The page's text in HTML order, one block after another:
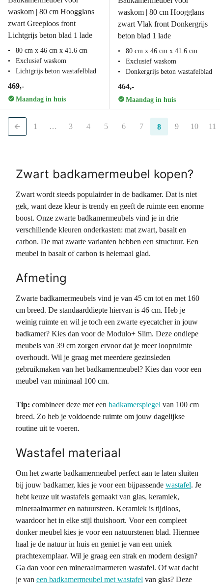
waskom | 80 cm Hoogglans
zwart Greeploos front
Lichtgrijs beton blad 1 lade
80 cm x 46 cm x 41.6 cm
Exclusief waskom
Lichtgrijs beton wastafelblad
469,-
Maandag in huis
waskom | 80 cm Hoogglans
zwart Vlak front Donkergrijs
beton blad 1 lade
80 cm x 46 cm x 41.6 cm
Exclusief waskom
Donkergrijs beton wastafelblad
464,-
Maandag in huis
1 … 3 4 5 6 7 8 9 10 11
Zwart badkamermeubel kopen?
Zwart wordt steeds populairder in de badkamer. Dat is niet
gek, want deze kleur is trendy en geeft de ruimte een enorme
boost. Onze zwarte badkamermeubels vind je in drie
verschillende kleuren onderkasten: mat zwart, basalt en
carbon. De mat zwarte varianten hebben een structuur. Een
meubel in basalt of carbon is helemaal glad.
Afmeting
Zwarte badkamermeubels vind je van 45 cm tot en met 160
cm breed. De standaarddiepte hiervan is 46 cm. Heb je
weinig ruimte en wil je toch een zwarte eyecatcher in jouw
badkamer? Kies dan voor de Modulo+ Slim. Deze ondiepe
meubels van 39 cm zorgen ervoor dat je meer loopruimte
overhoudt. Wil je graag met meerdere gezinsleden
gebruikmaken van het badkamermeubel? Kies dan voor een
meubel van minimaal 100 cm.
Tip: combineer deze met een badkamerspiegel van 100 cm
breed. Zo heb je voldoende ruimte om jouw dagelijkse
routine uit te voeren.
Wastafel materiaal
Om het zwarte badkamermeubel perfect aan te laten sluiten
bij jouw badkamer, kies je voor een bijpassende wastafel. Je
hebt keuze uit wastafels gemaakt van glas, keramiek,
mineraalmarmer en natuursteen. Keramiek is tijdloos,
waardoor het in elke stijl thuishoort. Voor een compleet
donker meubel kies je voor een natuurstenen blad. Hiermee
haal je de natuur in huis en geniet je van een uniek
prachtexemplaar. Wil je graag een strak en modern design?
Ga dan voor een mineraalmarmeren wastafel. Of wat dacht
je van een badkamermeubel met wastafel van glas? Deze